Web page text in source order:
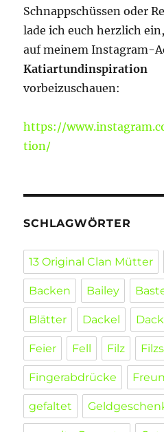
Schnappschüssen oder
lade ich euch herzlich ein,
auf meinem Instagram-
Katiartundinspiration
vorbeizuschauen:
https://
tion/
SCHLAGWÖRTER
13 Original Clan Mütter
Backen Bailey
Blätter Dackel
Feier Fell Filz
Fingerabdrücke
gefaltet